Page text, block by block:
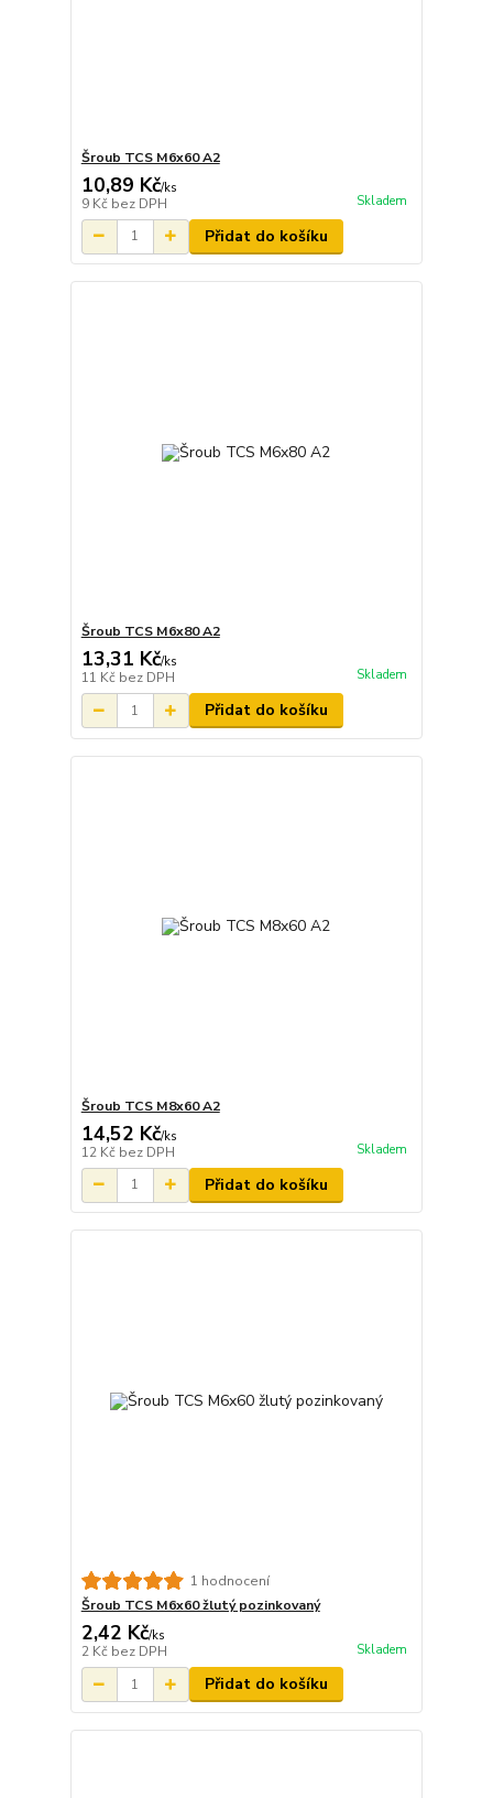
Šroub TCS M6x60 A2
10,89 Kč/ks
9 Kč bez DPH Skladem
Přidat do košíku
Šroub TCS M6x80 A2
13,31 Kč/ks
11 Kč bez DPH Skladem
Přidat do košíku
Šroub TCS M8x60 A2
14,52 Kč/ks
12 Kč bez DPH Skladem
Přidat do košíku
1 hodnocení
Šroub TCS M6x60 žlutý pozinkovaný
2,42 Kč/ks
2 Kč bez DPH Skladem
Přidat do košíku